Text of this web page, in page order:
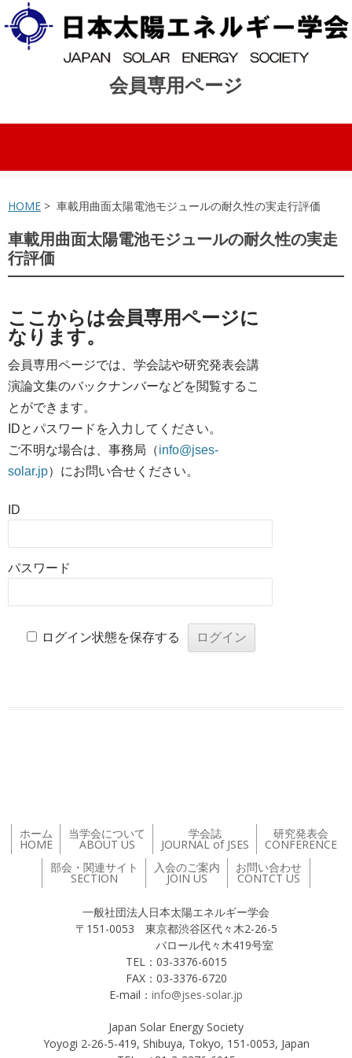
会員専用ページ
コンテンツへスキップ
HOME > 車載用曲面太陽電池モジュールの耐久性の実走行評価
車載用曲面太陽電池モジュールの耐久性の実走
行評価
ここからは会員専用ページに
なります。
会員専用ページでは、学会誌や研究発表会講
演論文集のバックナンバーなどを閲覧するこ
とができます。
IDとパスワードを入力してください。
ご不明な場合は、事務局（info@jses-
solar.jp）にお問い合せください。
ID
パスワード
ログイン状態を保存する
ホーム
HOME
当学会について
ABOUT US
学会誌
JOURNAL of JSES
研究発表会
CONFERENCE
部会・関連サイト
SECTION
入会のご案内
JOIN US
お問い合わせ
CONTCT US
一般社団法人日本太陽エネルギー学会
〒151-0053 東京都渋谷区代々木2-26-5
バロール代々木419号室
TEL：03-3376-6015
FAX：03-3376-6720
E-mail： info@jses-solar.jp
Japan Solar Energy Society
Yoyogi 2-26-5-419, Shibuya, Tokyo, 151-0053, Japan